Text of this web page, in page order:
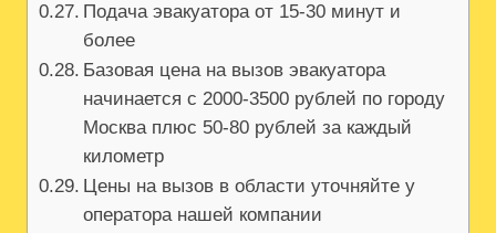
Подача эвакуатора от 15-30 минут и
более
Базовая цена на вызов эвакуатора
начинается с 2000-3500 рублей по городу
Москва плюс 50-80 рублей за каждый
километр
Цены на вызов в области уточняйте у
оператора нашей компании